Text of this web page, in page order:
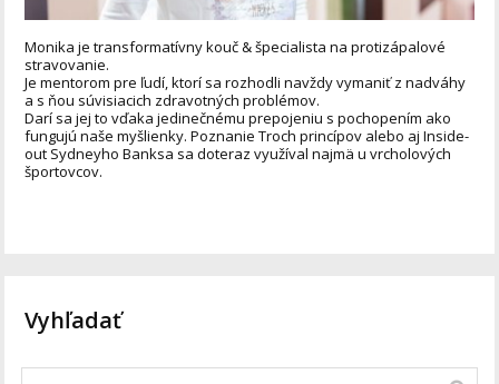
Monika je transformatívny kouč & špecialista na protizápalové
stravovanie.
Je mentorom pre ľudí, ktorí sa rozhodli navždy vymaniť z nadváhy
a s ňou súvisiacich zdravotných problémov.
Darí sa jej to vďaka jedinečnému prepojeniu s pochopením ako
fungujú naše myšlienky. Poznanie Troch princípov alebo aj Inside-
out Sydneyho Banksa sa doteraz využíval najmä u vrcholových
športovcov.
Vyhľadať